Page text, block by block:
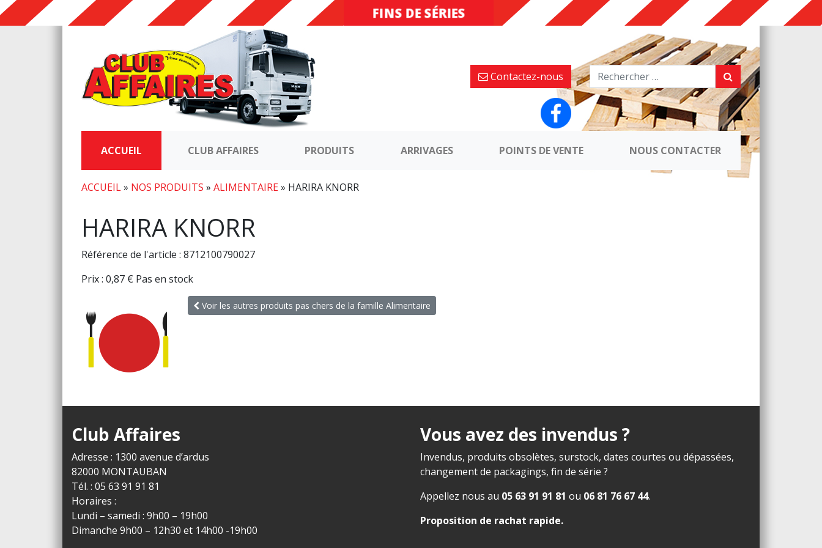
DESTOCKAGE
FINS DE SÉRIES
Contactez-nous
ACCUEIL CLUB AFFAIRES PRODUITS ARRIVAGES POINTS DE VENTE NOUS CONTACTER
ACCUEIL» NOS PRODUITS » ALIMENTAIRE» HARIRA KNORR
HARIRA KNORR
Référence de l'article : 8712100790027
Prix : 0,87 € Pas en stock
Voir les autres produits pas chers de la famille Alimentaire
Club Affaires
Adresse : 1300 avenue d’ardus
82000 MONTAUBAN
Tél. : 05 63 91 91 81
Horaires :
Lundi – samedi : 9h00 – 19h00
Dimanche 9h00 – 12h30 et 14h00 -19h00
Vous avez des invendus ?
Invendus, produits obsolètes, surstock, dates courtes ou dépassées,
changement de packagings, fin de série ?
Appellez nous au 05 63 91 91 81 ou 06 81 76 67 44.
Proposition de rachat rapide.